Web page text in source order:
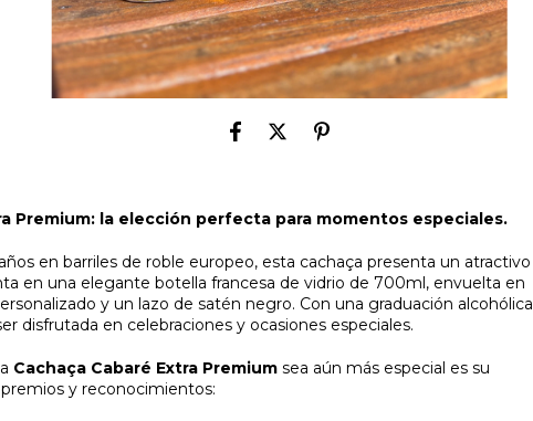
Premium: la elección perfecta para momentos especiales.
en barriles de roble europeo, esta cachaça presenta un atractivo
en una elegante botella francesa de vidrio de 700ml, envuelta en
y un lazo de satén negro. Con una graduación alcohólica
disfrutada en celebraciones y ocasiones especiales.
Cachaça Cabaré Extra Premium sea aún más especial es su
y reconocimientos: